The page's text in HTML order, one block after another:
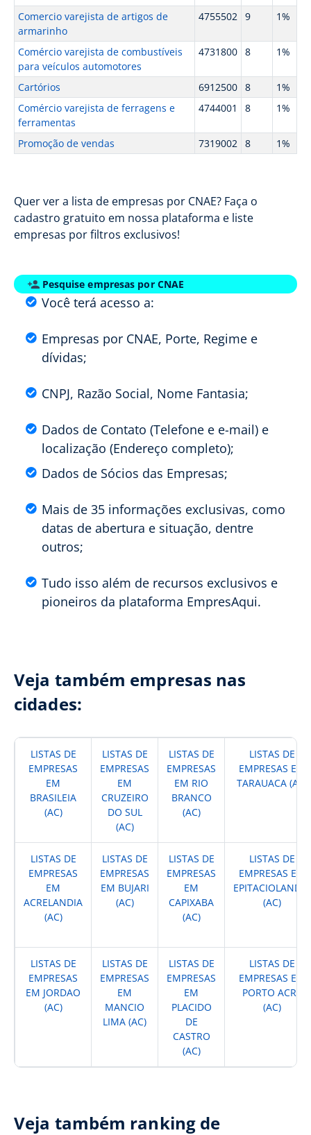
Comercio varejista de artigos de
armarinho
4755502 9 1%
Comércio varejista de combustíveis
para veículos automotores
4731800 8 1%
Cartórios 6912500 8
1%
Comércio varejista de ferragens e
ferramentas
4744001 8 1%
Promoção de vendas 7319002 8 1%
Quer ver a lista de empresas por CNAE? Faça o
cadastro gratuito em nossa plataforma e liste
empresas por filtros exclusivos!
Pesquise empresas por CNAE
Você terá acesso a:
Empresas por CNAE, Porte, Regime e
dívidas;
CNPJ, Razão Social, Nome Fantasia;
Dados de Contato (Telefone e e-mail) e
localização (Endereço completo);
Dados de Sócios das Empresas;
Mais de 35 informações exclusivas, como
datas de abertura e situação, dentre
outros;
Tudo isso além de recursos exclusivos e
pioneiros da plataforma EmpresAqui.
Veja também empresas nas
cidades:
LISTAS DE
EMPRESAS
EM
BRASILEIA
(AC)
LISTAS DE
EMPRESAS
EM
CRUZEIRO
DO SUL
(AC)
LISTAS DE
EMPRESAS
EM RIO
BRANCO
(AC)
LISTAS DE
EMPRESAS EM
TARAUACA (AC)
LISTAS DE
EMPRESAS
EM
ACRELANDIA
(AC)
LISTAS DE
EMPRESAS
EM BUJARI
(AC)
LISTAS DE
EMPRESAS
EM
CAPIXABA
(AC)
LISTAS DE
EMPRESAS EM
EPITACIOLANDIA
(AC)
LISTAS DE
EMPRESAS
EM JORDAO
(AC)
LISTAS DE
EMPRESAS
EM
MANCIO
LIMA (AC)
LISTAS DE
EMPRESAS
EM
PLACIDO
DE
CASTRO
(AC)
LISTAS DE
EMPRESAS EM
PORTO ACRE
(AC)
Veja também ranking de